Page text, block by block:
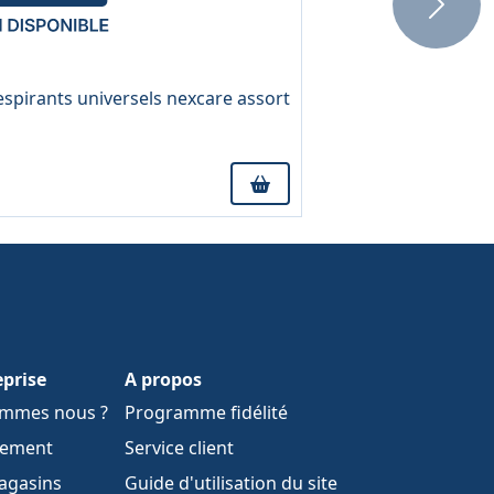
universels nexcare assort
Next
nous ?
A propos
Programme fidélité
Service client
Guide d'utilisation du site